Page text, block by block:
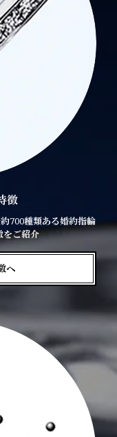
徴
700種類ある婚約指輪
をご紹介
へ